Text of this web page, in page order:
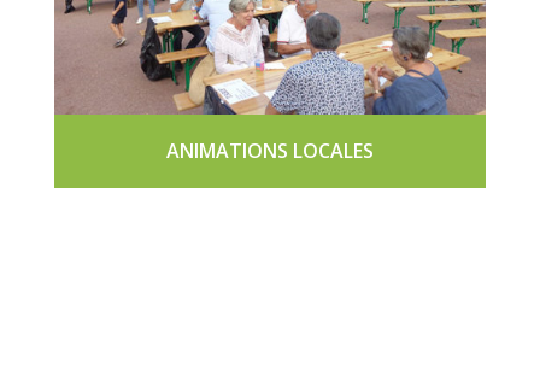
ANIMATIONS LOCALES